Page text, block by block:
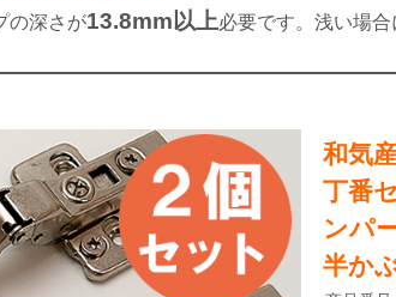
の深さが13.8mm以上必要です。浅い場
和気
丁番
ンパ
半か